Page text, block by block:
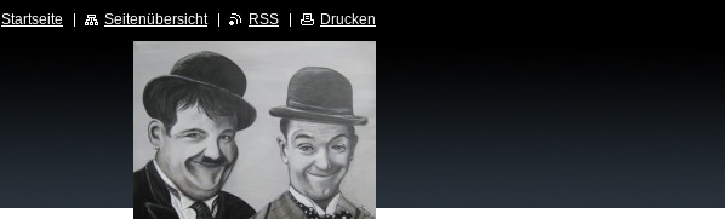
Startseite Seitenübersicht RSS Drucken